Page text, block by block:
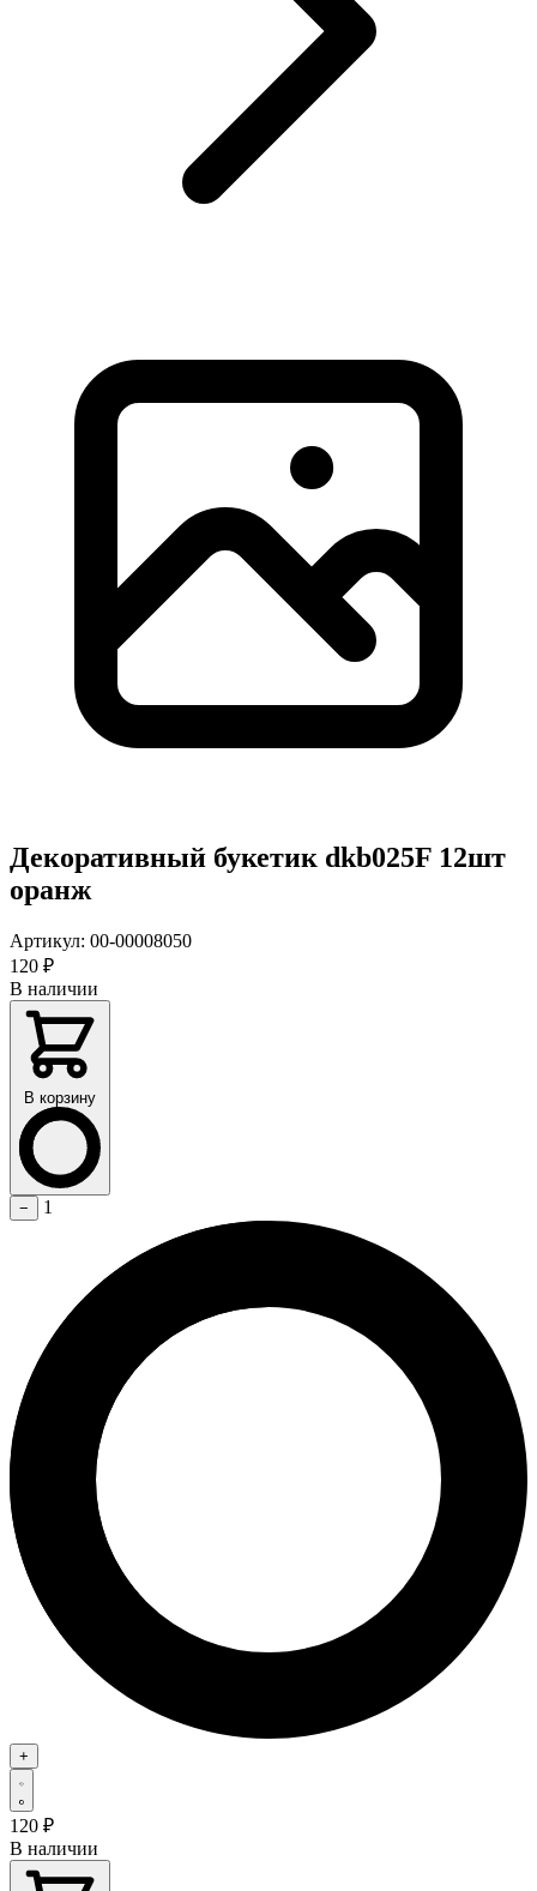
Декоративный букетик dkb025F 12шт
оранж
Артикул: 00-00008050
120 ₽
В наличии
В корзину
− 1
+
120 ₽
В наличии